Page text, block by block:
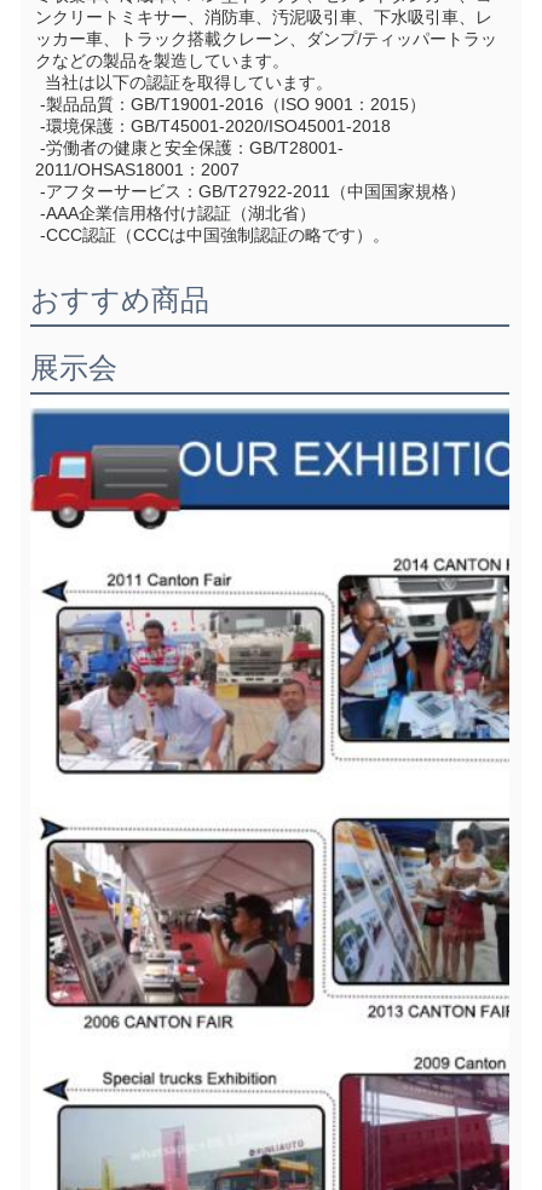
ンクリートミキサー、消防車、汚泥吸引車、下水吸引車、レ
ッカー車、トラック搭載クレーン、ダンプ/ティッパートラッ
クなどの製品を製造しています。
  当社は以下の認証を取得しています。
-製品品質：GB/T19001-2016（ISO 9001：2015）
-環境保護：GB/T45001-2020/ISO45001-2018
2011/OHSAS18001：2007
-アフターサービス：GB/T27922-2011（中国国家規格）
-AAA企業信用格付け認証（湖北省）
-CCC認証（CCCは中国強制認証の略です）。
おすすめ商品
展示会